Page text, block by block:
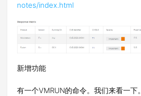
notes/index.html
新增功能
有一个VMRUN的命令。我们来看一下。